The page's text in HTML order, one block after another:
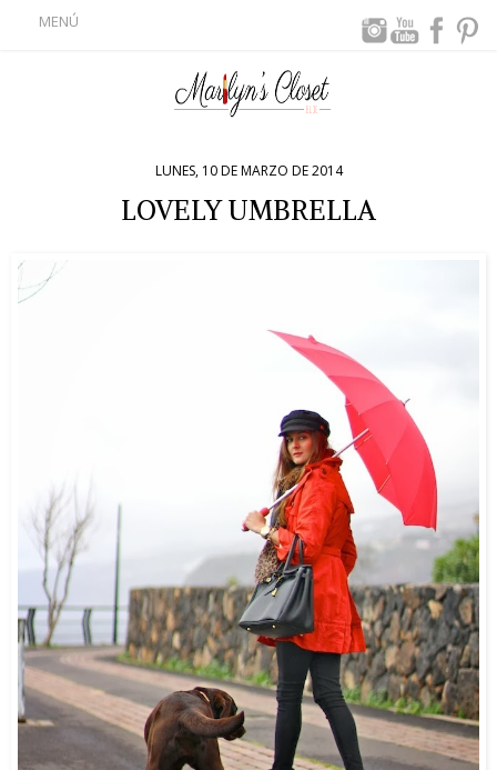
MENÚ
LUNES, 10 DE MARZO DE 2014
LOVELY UMBRELLA